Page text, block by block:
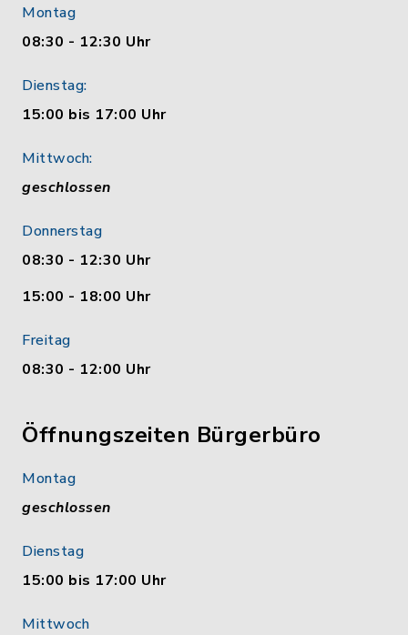
Montag
08:30 - 12:30 Uhr
Dienstag:
15:00 bis 17:00 Uhr
Mittwoch:
geschlossen
Donnerstag
08:30 - 12:30 Uhr
15:00 - 18:00 Uhr
Freitag
08:30 - 12:00 Uhr
Öffnungszeiten Bürgerbüro
Montag
geschlossen
Dienstag
15:00 bis 17:00 Uhr
Mittwoch